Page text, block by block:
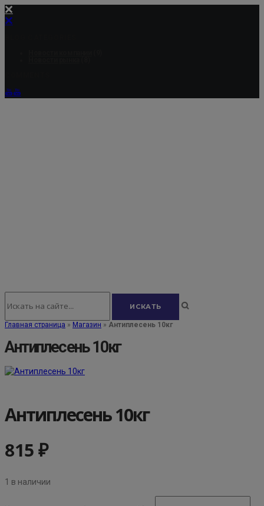
Главная страница » Магазин » Антиплесень 10кг
Антиплесень 10кг
Антиплесень 10кг
815₽
1 в наличии